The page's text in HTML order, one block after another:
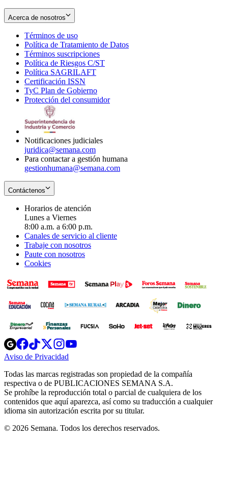
Acerca de nosotros
Términos de uso
in
new
window
Política de Tratamiento de Datos
Términos suscripciones
in
Política de Riesgos C/ST
Política SAGRILAFT
new
window
Certificación ISSN
in
new
TyC Plan de Gobierno
in
Protección del consumidorOpens
Notificaciones judiciales
juridica@semana.com
Para contactar a gestión humana
gestionhumana@semana.com
Contáctenos
Horarios de atención
Lunes a Viernes
8:00 a.m. a 6:00 p.m.
Canales de servicio al cliente
Trabaje con nosotros
Paute con nosotros
Cookies
Opens
in
new
Opens
in
new
Opens
in
new
window
Opens
new
windowwindow
Aviso de Privacidad
new
window
Todas las marcas registradas son propiedad de la compañía
respectiva o de PUBLICACIONES SEMANA S.A.
Se prohíbe la reproducción total o parcial de cualquiera de los
contenidos que aquí aparezca, así como su traducción a cualquier
idioma sin autorización escrita por su titular.
© 2026 Semana. Todos los derechos reservados.